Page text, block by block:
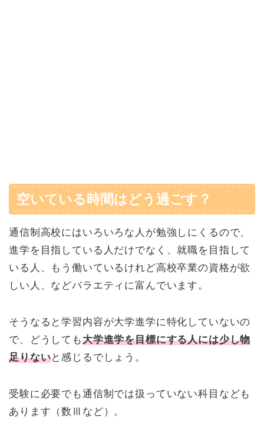
空いている時間はどう過ごす？
通信制高校にはいろいろな人が勉強しにくるので、
進学を目指している人だけでなく、就職を目指して
いる人、もう働いているけれど高校卒業の資格が欲
しい人、などバラエティに富んでいます。
そうなると学習内容が大学進学に特化していないの
で、どうしても大学進学を目標にする人には少し物
足りないと感じるでしょう。
受験に必要でも通信制では扱っていない科目なども
あります（数Ⅲなど）。